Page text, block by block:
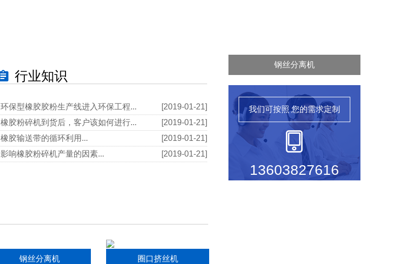
钢丝分离机
我们可按照您的需求定制
13603827616
行业知识
环保型橡胶胶粉生产线进入环保工程...
[2019-01-21]
橡胶粉碎机到货后，客户该如何进行...
[2019-01-21]
橡胶输送带的循环利用...
[2019-01-21]
影响橡胶粉碎机产量的因素...
[2019-01-21]
钢丝分离机 圈口挤丝机